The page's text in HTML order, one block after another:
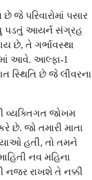
પરિવારોમાં પસાર
પડતું આયર્ન સંગ્રહ
છે, તે ગર્ભાવસ્થા
આવે. આલ્ફા-1
સ્થિતિ છે જે લીવરના
વ્યક્તિગત જોખમ
છે. જો તમારી માતા
હતી, તો તમને
નવ મહિના
નજર રાખશે તે નક્કી